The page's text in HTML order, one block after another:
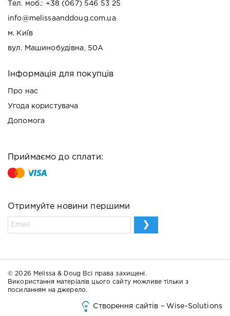
Тел. моб.: +38 (067) 546 53 25
info@melissaanddoug.com.ua
м. Київ
вул. Машинобудівна, 50А
Інформація для покупців
Про нас
Угода користувача
Допомога
Приймаємо до сплати:
Отримуйте новини першими
© 2026 Melissa & Doug Всі права захищені.
Використання матеріалів цього сайту можливе тільки з
посиланням на джерело.
Створення сайтів – Wise-Solutions